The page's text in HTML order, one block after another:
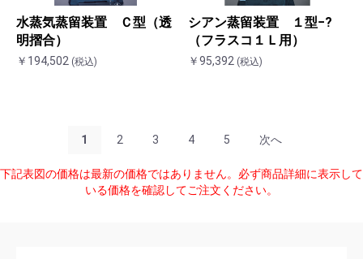
水蒸気蒸留装置 Ｃ型（透
明摺合）
￥194,502 (税込)
シアン蒸留装置 １型−?
（フラスコ１Ｌ用）
￥95,392 (税込)
1 2 3 4 5 次へ
下記表図の価格は最新の価格ではありません。必ず商品詳細に表示して
いる価格を確認してご注文ください。